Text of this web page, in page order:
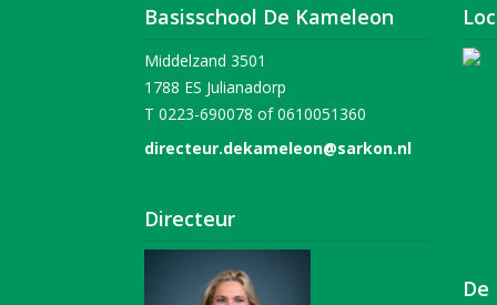
Basisschool De Kameleon
Middelzand 3501
1788 ES Julianadorp
T 0223-690078 of 0610051360
directeur.dekameleon@sarkon.nl
Directeur
De